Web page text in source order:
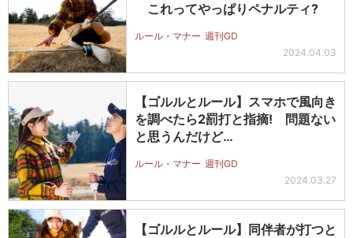
これってやっぱりペナルティ?
ルール・マナー 週刊GD
2024.04.03
【ゴルルとルール】スマホで風向き
を調べたら2罰打と指摘! 問題ない
と思うんだけど…
ルール・マナー 週刊GD
2024.03.27
【ゴルルとルール】同伴者が打つと